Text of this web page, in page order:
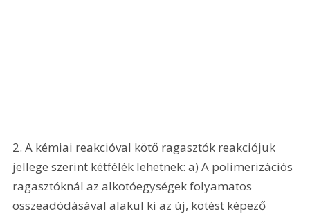
2. A kémiai reakcióval kötő ragasztók reakciójuk
jellege szerint kétfélék lehetnek: a) A polimerizációs
ragasztóknál az alkotóegységek folyamatos
összeadódásával alakul ki az új, kötést képező